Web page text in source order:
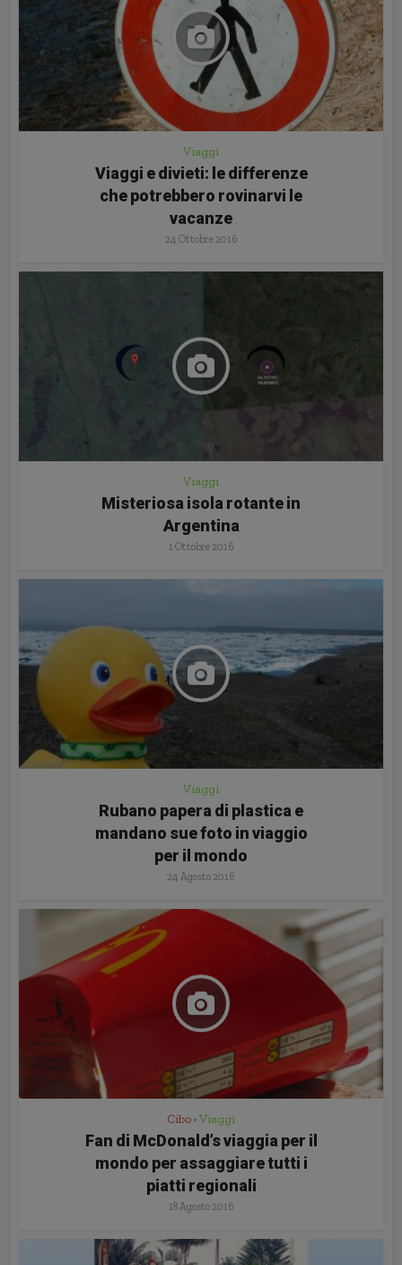
Viaggi
Viaggi e divieti: le differenze
che potrebbero rovinarvi le
vacanze
24 Ottobre 2016
Viaggi
Misteriosa isola rotante in
Argentina
1 Ottobre 2016
Viaggi
Rubano papera di plastica e
mandano sue foto in viaggio
per il mondo
24 Agosto 2016
Cibo • Viaggi
Fan di McDonald’s viaggia per il
mondo per assaggiare tutti i
piatti regionali
18 Agosto 2016